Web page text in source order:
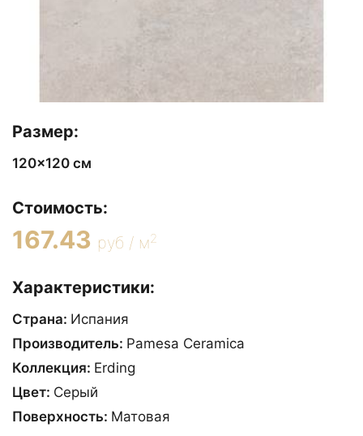
Размер:
120x120 см
Стоимость:
167.43 руб / м2
Характеристики:
Страна: Испания
Производитель: Pamesa Ceramica
Коллекция: Erding
Цвет: Сeрый
Поверхность: Матовая